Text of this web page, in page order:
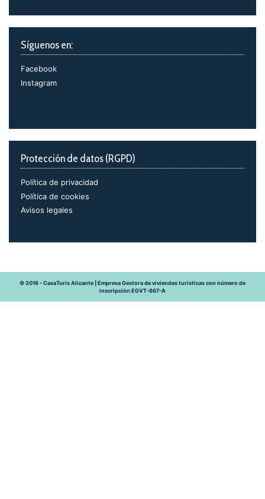
Síguenos en:
Facebook
Instagram
Protección de datos (RGPD)
Política de privacidad
Política de cookies
Avisos legales
© 2016 - CasaTuris Alicante | Empresa Gestora de viviendas turísticas con número de
inscripción EGVT-867-A